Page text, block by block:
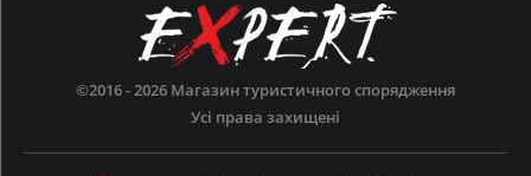
©2016 - 2026 Магазин туристичного спорядження
Усі права захищені